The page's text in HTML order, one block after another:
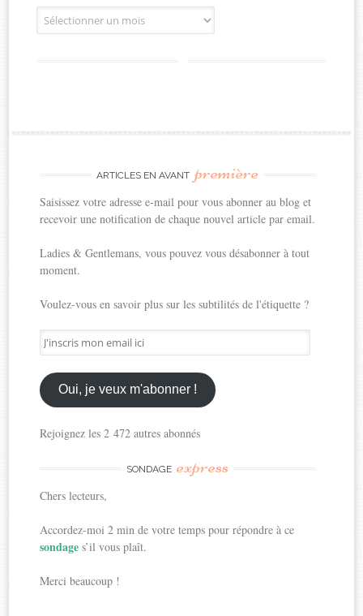
Archives
ARTICLES EN AVANT première
Saisissez votre adresse e-mail pour vous abonner au blog et
recevoir une notification de chaque nouvel article par email.
Ladies & Gentlemans, vous pouvez vous désabonner à tout
moment.
Voulez-vous en savoir plus sur les subtilités de l'étiquette ?
J'inscris
mon
email
ici
Oui, je veux m'abonner !
Rejoignez les 2 472 autres abonnés
SONDAGE express
Chers lecteurs,
Accordez-moi 2 min de votre temps pour répondre à ce
sondages’il vous plaît.
Merci beaucoup !